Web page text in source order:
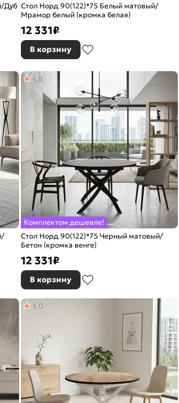
Дуб Стол Норд 90(122)*75 Белый матовый/
Мрамор белый (кромка белая)
12 331₽
В корзину
Комплектом дешевле!
Стол Норд 90(122)*75 Черный матовый/
Бетон (кромка венге)
4,8
12 331₽
В корзину
5,0